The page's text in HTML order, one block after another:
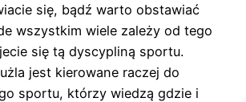
się, bądź warto obstawiać
wszystkim wiele zależy od tego
się tą dyscypliną sportu.
jest kierowane raczej do
sportu, którzy wiedzą gdzie i